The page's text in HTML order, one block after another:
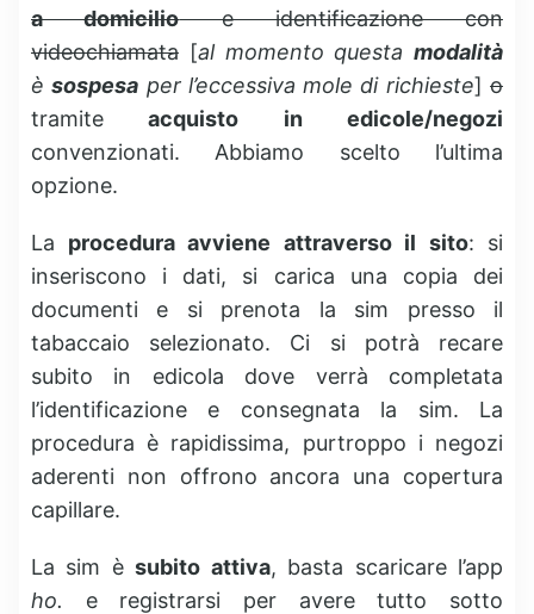
a domicilioe identificazione con
videochiamata [al momento questa modalità
èsospesa per l’eccessiva mole di richieste]o
tramite acquisto in edicole/negozi
convenzionati. Abbiamo scelto l’ultima
opzione.
La procedura avviene attraverso il sito: si
inseriscono i dati, si carica una copia dei
documenti e si prenota la sim presso il
tabaccaio selezionato. Ci si potrà recare
subito in edicola dove verrà completata
l’identificazione e consegnata la sim. La
procedura è rapidissima, purtroppo i negozi
aderenti non offrono ancora una copertura
capillare.
La sim èsubito attiva, basta scaricare l’app
ho. e registrarsi per avere tutto sotto